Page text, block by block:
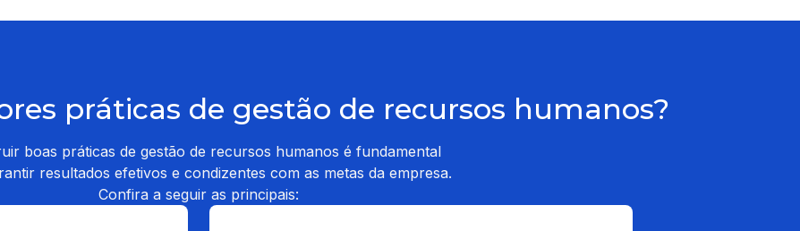
práticas de gestão de recursos humanos?
boas práticas de gestão de recursos humanos é fundamental
resultados efetivos e condizentes com as metas da empresa.
Confira a seguir as principais: